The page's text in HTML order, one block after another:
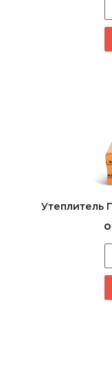
Утеплитель